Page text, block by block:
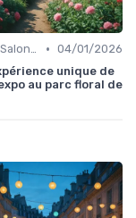
Foires et Salons Grand Public • 04/01/2026
unique de
au parc floral de